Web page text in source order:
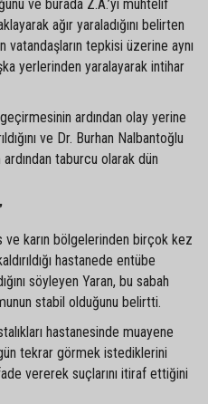
ve burada Z.A.’yı muhtelif
ağır yaraladığını belirten
vatandaşların tepkisi üzerine aynı
yerlerinden yaralayarak intihar
ardından olay yerine
ve Dr. Burhan Nalbantoğlu
taburcu olarak dün
ve karın bölgelerinden birçok kez
hastanede entübe
söyleyen Yaran, bu sabah
stabil olduğunu belirtti.
hastanesinde muayene
tekrar görmek istediklerini
vererek suçlarını itiraf ettiğini